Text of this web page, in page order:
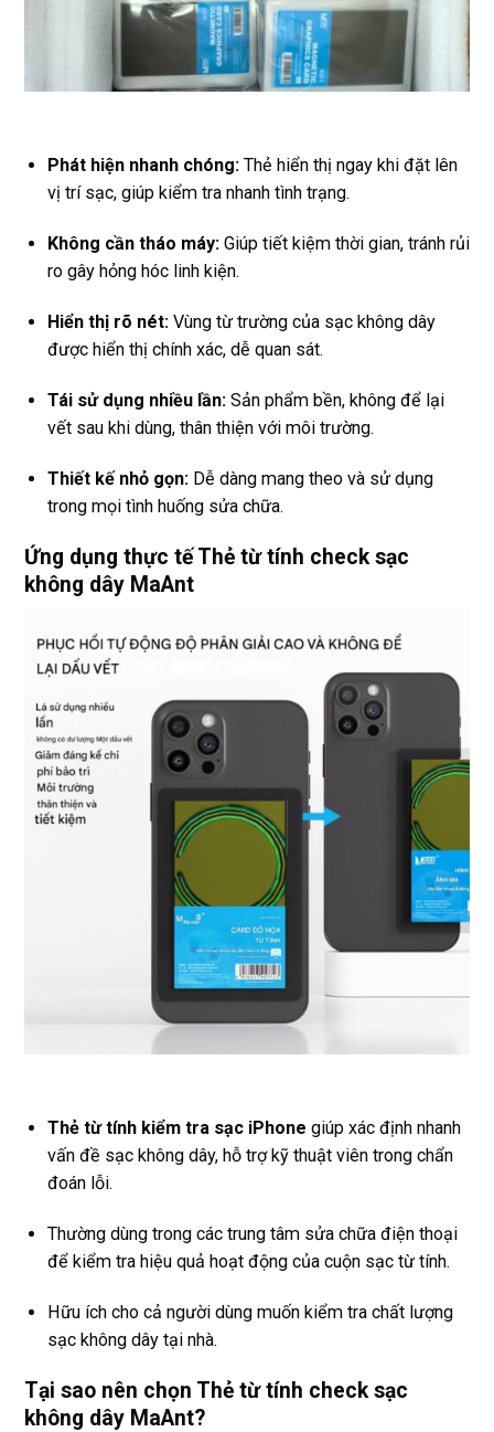
Phát hiện nhanh chóng: Thẻ hiển thị ngay khi đặt lên
vị trí sạc, giúp kiểm tra nhanh tình trạng.
Không cần tháo máy: Giúp tiết kiệm thời gian, tránh rủi
ro gây hỏng hóc linh kiện.
Hiển thị rõ nét: Vùng từ trường của sạc không dây
được hiển thị chính xác, dễ quan sát.
Tái sử dụng nhiều lần: Sản phẩm bền, không để lại
vết sau khi dùng, thân thiện với môi trường.
Thiết kế nhỏ gọn: Dễ dàng mang theo và sử dụng
trong mọi tình huống sửa chữa.
Ứng dụng thực tế Thẻ từ tính check sạc
không dây MaAnt
Thẻ từ tính kiểm tra sạc iPhone giúp xác định nhanh
vấn đề sạc không dây, hỗ trợ kỹ thuật viên trong chẩn
đoán lỗi.
Thường dùng trong các trung tâm sửa chữa điện thoại
để kiểm tra hiệu quả hoạt động của cuộn sạc từ tính.
Hữu ích cho cả người dùng muốn kiểm tra chất lượng
sạc không dây tại nhà.
Tại sao nên chọn Thẻ từ tính check sạc
không dây MaAnt?